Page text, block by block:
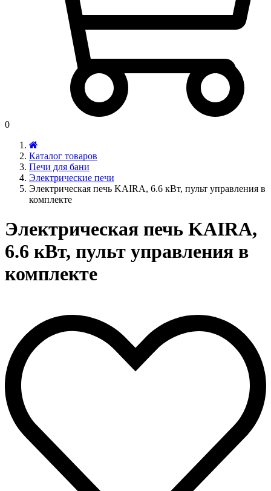
0
Каталог товаров
Печи для бани
Электрические печи
Электрическая печь KAIRA, 6.6 кВт, пульт управления в
комплекте
Электрическая печь KAIRA,
6.6 кВт, пульт управления в
комплекте